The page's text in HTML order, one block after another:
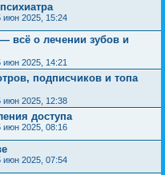
июн 2025, 15:24
всё о лечении зубов и
июн 2025, 14:21
подписчиков и топа
июн 2025, 12:38
доступа
июн 2025, 08:16
июн 2025, 07:54